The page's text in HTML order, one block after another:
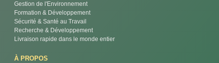
Gestion de l'Environnement
Formation & Développement
Sécurité & Santé au Travail
Recherche & Développement
Livraison rapide dans le monde entier
À PROPOS